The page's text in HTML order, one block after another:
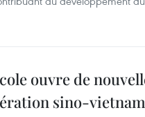
ouvre de
sino-